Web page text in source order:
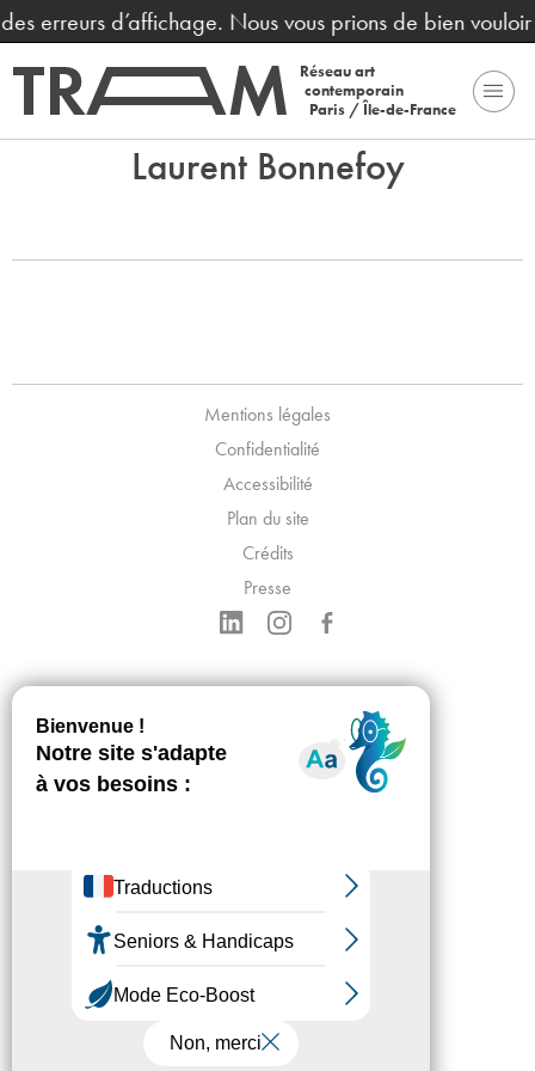
erreurs d’affichage. Nous vous prions de bien
Réseau art
contemporain
Paris / Île-de-France
Laurent Bonnefoy
Mentions légales
Confidentialité
Accessibilité
Plan du site
Crédits
Presse